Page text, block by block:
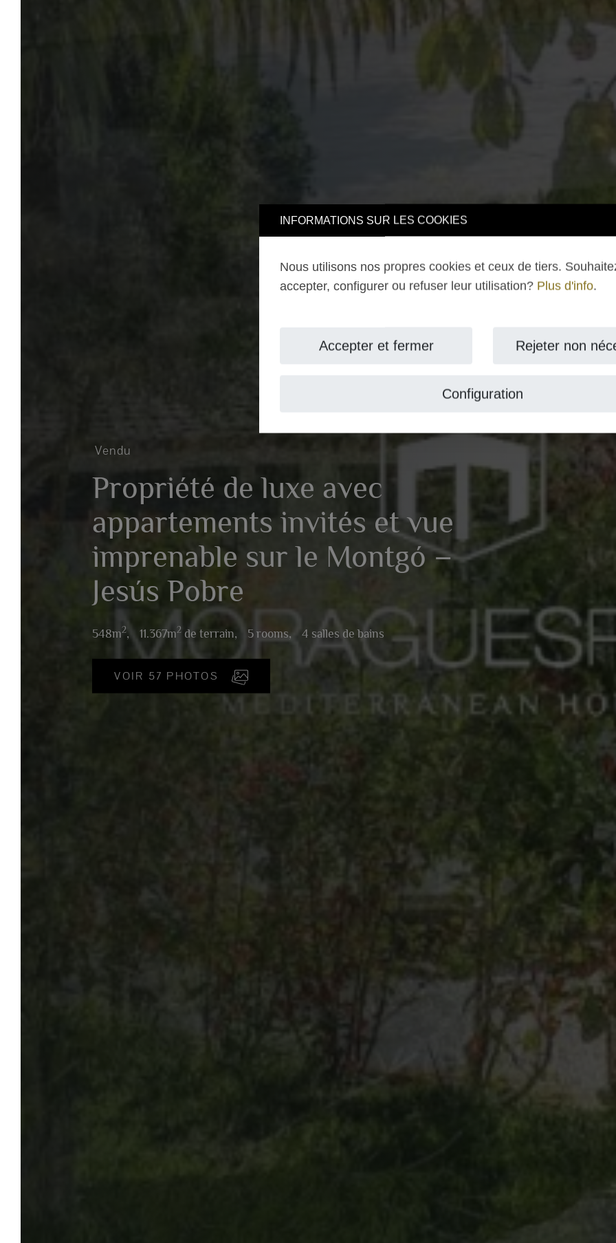
INFORMATIONS SUR LES COOKIES
Nous utilisons nos propres cookies et ceux de tiers. Souhaitez-
accepter, configurer ou refuser leur utilisation?Plus d'info.
Accepter et fermer Rejeter non
Configuration
Vendu
Propriété de luxe avec
appartements invités et vue
imprenable sur le Montgó –
Jesús Pobre
548m2, 11.367m2de terrain, 5 rooms, 4 salles de bains
VOIR 57 PHOTOS